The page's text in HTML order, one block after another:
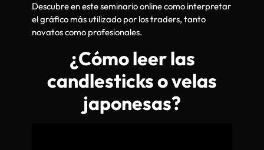
Descubre en este seminario online como interpretar
el gráfico más utilizado por los traders, tanto
novatos como profesionales.
¿Cómo leer las
candlesticks o velas
japonesas?